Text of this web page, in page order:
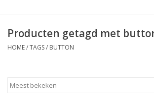
Nailart voor jou
Producten getagd met
HOME/TAGS/ BUTTON